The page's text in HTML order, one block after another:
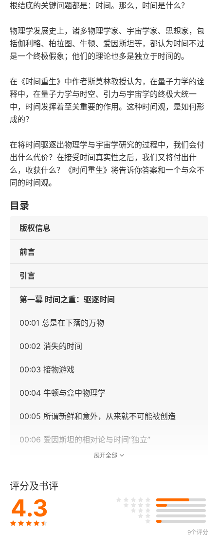
根结底的关键问题都是：时间。那么，时间是什么？
物理学发展史上，诸多物理学家、宇宙学家、思想家，包
括伽利略、柏拉图、牛顿、爱因斯坦等，都认为时间不过
是一个终极假象；他们的理论也多是独立于时间的。
在《时间重生》中作者斯莫林教授认为，在量子力学的诠
释中，在量子力学与时空、引力与宇宙学的终极大统一
中，时间发挥着至关重要的作用。这种时间观，是如何形
成的？
在将时间驱逐出物理学与宇宙学研究的过程中，我们会付
出什么代价？在接受时间真实性之后，我们又将付出什
么，收获什么？《时间重生》将告诉你答案和一个与众不
同的时间观。
目录
版权信息
前言
引言
第一幕 时间之重：驱逐时间
00:01 总是在下落的万物
00:02 消失的时间
00:03 接物游戏
00:04 牛顿与盒中物理学
00:05 所谓新鲜和意外，从来就不可能被创造
00:06 爱因斯坦的相对论与时间“独立”
幕间 爱因斯坦的不满
第二幕 时间之轻：时间重生
展开全部
评分及书评
4.3
9个评分